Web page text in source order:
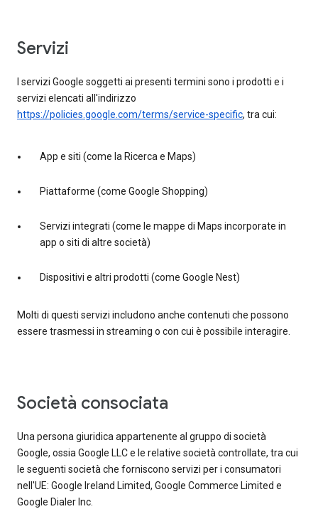
servizi
I servizi Google soggetti ai presenti termini sono i prodotti e i
servizi elencati all'indirizzo
https://policies.google.com/terms/service-specific, tra cui:
App e siti (come la Ricerca e Maps)
Piattaforme (come Google Shopping)
Servizi integrati (come le mappe di Maps incorporate in
app o siti di altre società)
Dispositivi e altri prodotti (come Google Nest)
Molti di questi servizi includono anche contenuti che possono
essere trasmessi in streaming o con cui è possibile interagire.
società consociata
Una persona giuridica appartenente al gruppo di società
Google, ossia Google LLC e le relative società controllate, tra cui
le seguenti società che forniscono servizi per i consumatori
nell'UE: Google Ireland Limited, Google Commerce Limited e
Google Dialer Inc.